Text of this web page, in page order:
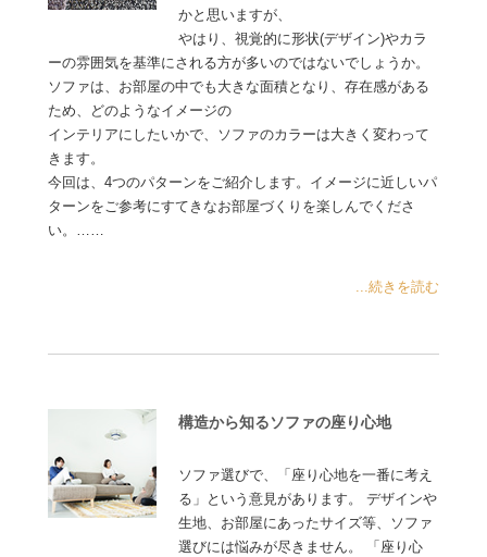
かと思いますが、
やはり、視覚的に形状(デザイン)やカラ
ーの雰囲気を基準にされる方が多いのではないでしょうか。
ソファは、お部屋の中でも大きな面積となり、存在感がある
ため、どのようなイメージの
インテリアにしたいかで、ソファのカラーは大きく変わって
きます。
今回は、4つのパターンをご紹介します。イメージに近しいパ
ターンをご参考にすてきなお部屋づくりを楽しんでくださ
い。……
...続きを読む
構造から知るソファの座り心地
ソファ選びで、「座り心地を一番に考え
る」という意見があります。 デザインや
生地、お部屋にあったサイズ等、ソファ
選びには悩みが尽きません。 「座り心